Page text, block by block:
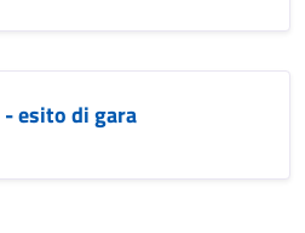
esito di gara